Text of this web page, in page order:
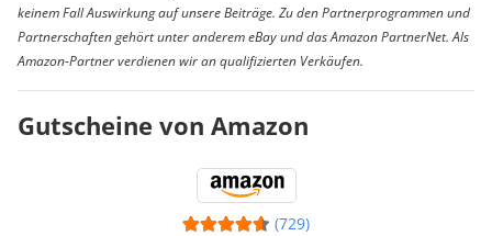
keinem Fall Auswirkung auf unsere Beiträge. Zu den Partnerprogrammen und
Partnerschaften gehört unter anderem eBay und das Amazon PartnerNet. Als
Amazon-Partner verdienen wir an qualifizierten Verkäufen.
Gutscheine von Amazon
(729)